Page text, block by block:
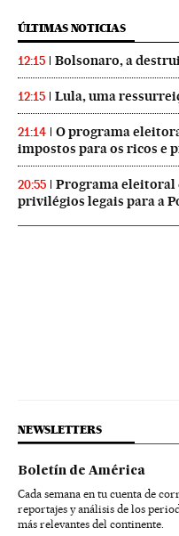
ÚLTIMAS NOTICIAS
12:15 Bolsonaro, a
12:15 Lula, uma
21:14
O programa
impostos para os ricos e
20:55
Programa eleitoral
privilégios legais para a
NEWSLETTERS
Boletín de América
Cada semana en tu cuenta de
reportajes y análisis de los
más relevantes del continente.